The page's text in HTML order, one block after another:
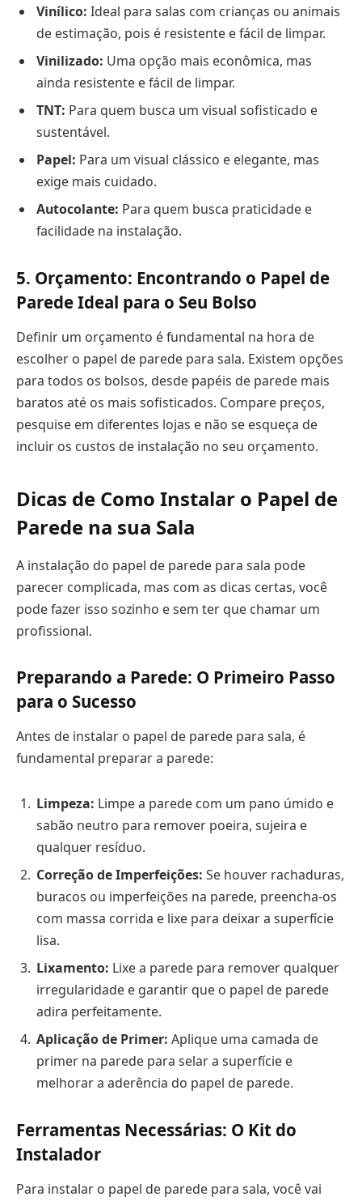
Vinílico: Ideal para salas com crianças ou animais
de estimação, pois é resistente e fácil de limpar.
Vinilizado: Uma opção mais econômica, mas
ainda resistente e fácil de limpar.
TNT: Para quem busca um visual sofisticado e
sustentável.
Papel: Para um visual clássico e elegante, mas
exige mais cuidado.
Autocolante: Para quem busca praticidade e
facilidade na instalação.
5. Orçamento: Encontrando o Papel de
Parede Ideal para o Seu Bolso
Definir um orçamento é fundamental na hora de
escolher o papel de parede para sala. Existem opções
para todos os bolsos, desde papéis de parede mais
baratos até os mais sofisticados. Compare preços,
pesquise em diferentes lojas e não se esqueça de
incluir os custos de instalação no seu orçamento.
Dicas de Como Instalar o Papel de
Parede na sua Sala
A instalação do papel de parede para sala pode
parecer complicada, mas com as dicas certas, você
pode fazer isso sozinho e sem ter que chamar um
profissional.
Preparando a Parede: O Primeiro Passo
para o Sucesso
Antes de instalar o papel de parede para sala, é
fundamental preparar a parede:
Limpeza: Limpe a parede com um pano úmido e
sabão neutro para remover poeira, sujeira e
qualquer resíduo.
Correção de Imperfeições: Se houver rachaduras,
buracos ou imperfeições na parede, preencha-os
com massa corrida e lixe para deixar a superfície
lisa.
Lixamento: Lixe a parede para remover qualquer
irregularidade e garantir que o papel de parede
adira perfeitamente.
Aplicação de Primer: Aplique uma camada de
primer na parede para selar a superfície e
melhorar a aderência do papel de parede.
Ferramentas Necessárias: O Kit do
Instalador
Para instalar o papel de parede para sala, você vai